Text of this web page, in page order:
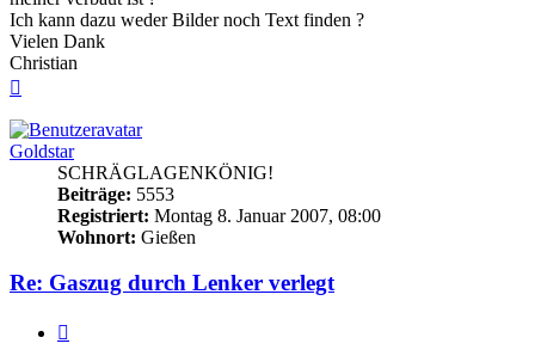
Ich kann dazu weder Bilder noch Text finden ?
Vielen Dank
Christian
Goldstar
SCHRÄGLAGENKÖNIG!
Beiträge: 5553
Registriert: Montag 8. Januar 2007, 08:00
Wohnort: Gießen
Re: Gaszug durch Lenker verlegt